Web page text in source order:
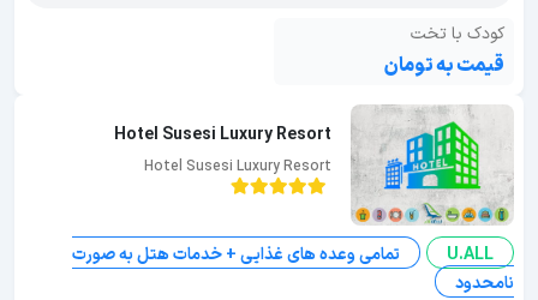
کودک با تخت
قیمت به تومان
Hotel Susesi Luxury Resort
Hotel Susesi Luxury Resort
U.ALL
تمامی وعده های غذایی + خدمات هتل به صورت
نامحدود